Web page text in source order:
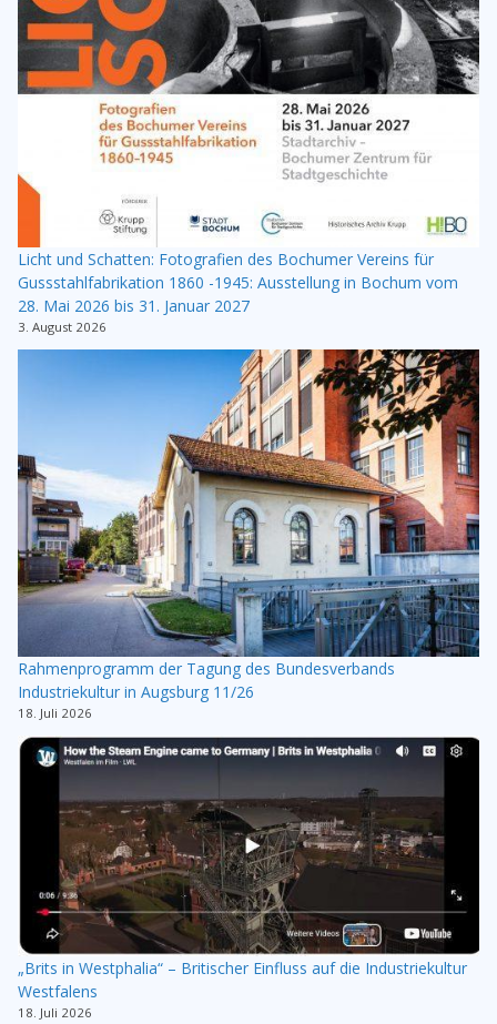
Licht und Schatten: Fotografien des Bochumer Vereins für
Gussstahlfabrikation 1860 -1945: Ausstellung in Bochum vom
28. Mai 2026 bis 31. Januar 2027
3. August 2026
Rahmenprogramm der Tagung des Bundesverbands
Industriekultur in Augsburg 11/26
18. Juli 2026
„Brits in Westphalia“ – Britischer Einfluss auf die Industriekultur
Westfalens
18. Juli 2026